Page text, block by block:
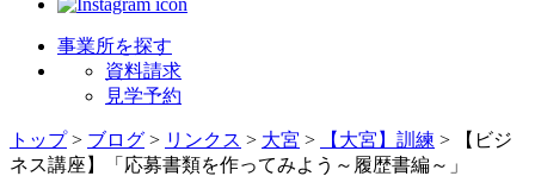
事業所を探す
資料請求
見学予約
トップ> ブログ > リンクス > 大宮 > 【大宮】訓練 >
【ビジ
ネス講座】「応募書類を作ってみよう～履歴書編～」